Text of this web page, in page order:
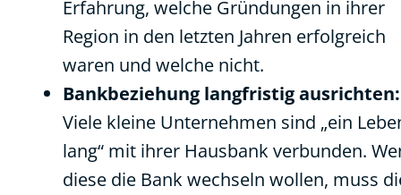
Erfahrung, welche Gründungen in ihrer
Region in den letzten Jahren erfolgreich
waren und welche nicht.
Bankbeziehung langfristig ausrichten:
Viele kleine Unternehmen sind „ein
lang“ mit ihrer Hausbank verbunden.
diese die Bank wechseln wollen, muss